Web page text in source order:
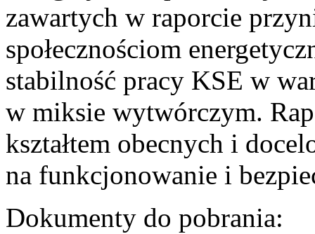
zawartych w raporcie
społecznościom
stabilność pracy KSE w
w miksie wytwórczym.
kształtem obecnych i
na funkcjonowanie i
Dokumenty do pobrania: